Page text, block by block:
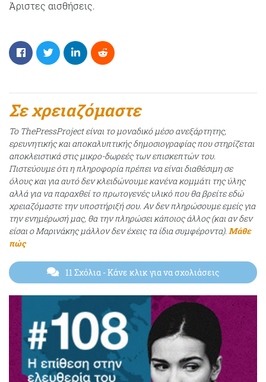
Άριστες αισθήσεις.
Σε χρειαζόμαστε
Το ThePressProject είναι το μοναδικό μέσο ανεξάρτητης,
ερευνητικής και αποκαλυπτικής δημοσιογραφίας που στηρίζεται
αποκλειστικά στις μικρο-δωρεές των επισκεπτών του.
Πιστεύουμε ότι η πληροφορία πρέπει να είναι διαθέσιμη σε
όλους και για αυτό δεν κλειδώνουμε κανένα κομμάτι της ύλης
αλλά για να παραχθεί το πρωτογενές υλικό που θα βρείτε εδώ
χρειαζόμαστε την υποστήριξή σου. Αν δεν πληρώσουμε εμείς για
την ενημέρωσή μας, θα την πληρώσει κάποιος άλλος (και αν δεν
είσαι ο Μαρινάκης μάλλον δεν έχεις τα ίδια συμφέροντα). Μάθε
πώς
11 Σχόλια - Κάνε κλικ για να σχολιάσεις